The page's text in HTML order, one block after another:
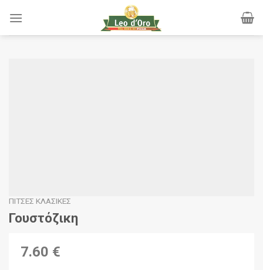
ΠΊΤΣΕΣ ΚΛΑΣΙΚΈΣ
Γουστόζικη
7.60 €